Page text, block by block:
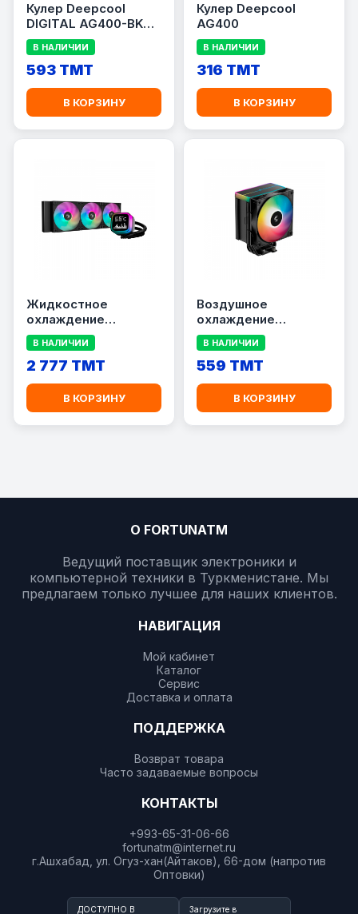
Кулер Deepcool
DIGITAL AG400-BK
ARGB 220W
В НАЛИЧИИ
593 TMT
В КОРЗИНУ
Кулер Deepcool
AG400
В НАЛИЧИИ
316 TMT
В КОРЗИНУ
Жидкостное
охлаждение
DEEPCOOL LP360
В НАЛИЧИИ
2 777 TMT
В КОРЗИНУ
Воздушное
охлаждение
DEEPCOOL AG500 BK
ARGB V2
В НАЛИЧИИ
559 TMT
В КОРЗИНУ
О FORTUNATM
Ведущий поставщик электроники и
компьютерной техники в Туркменистане. Мы
предлагаем только лучшее для наших клиентов.
НАВИГАЦИЯ
Мой кабинет
Каталог
Сервис
Доставка и оплата
ПОДДЕРЖКА
Возврат товара
Часто задаваемые вопросы
КОНТАКТЫ
+993-65-31-06-66
fortunatm@internet.ru
г.Ашхабад, ул. Огуз-хан(Айтаков), 66-дом (напротив
Оптовки)
ДОСТУПНО В Загрузите в